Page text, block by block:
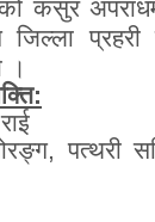
जिल्ला
।
पत्थरी